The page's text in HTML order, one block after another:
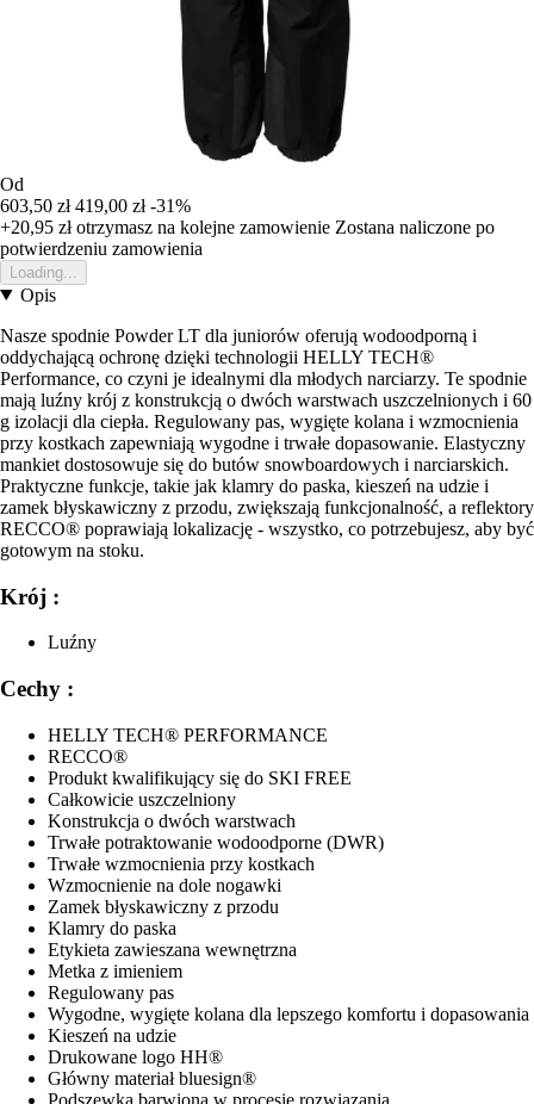
Od
603,50 zł 419,00 zł -31%
+20,95 złotrzymasz na kolejne zamowienie Zostana naliczone po
potwierdzeniu zamowienia
Loading...
Opis
Nasze spodnie Powder LT dla juniorów oferują wodoodporną i
oddychającą ochronę dzięki technologii HELLY TECH®
Performance, co czyni je idealnymi dla młodych narciarzy. Te spodnie
mają luźny krój z konstrukcją o dwóch warstwach uszczelnionych i 60
g izolacji dla ciepła. Regulowany pas, wygięte kolana i wzmocnienia
przy kostkach zapewniają wygodne i trwałe dopasowanie. Elastyczny
mankiet dostosowuje się do butów snowboardowych i narciarskich.
Praktyczne funkcje, takie jak klamry do paska, kieszeń na udzie i
zamek błyskawiczny z przodu, zwiększają funkcjonalność, a reflektory
RECCO® poprawiają lokalizację - wszystko, co potrzebujesz, aby być
gotowym na stoku.
Krój :
Luźny
Cechy :
HELLY TECH® PERFORMANCE
RECCO®
Produkt kwalifikujący się do SKI FREE
Całkowicie uszczelniony
Konstrukcja o dwóch warstwach
Trwałe potraktowanie wodoodporne (DWR)
Trwałe wzmocnienia przy kostkach
Wzmocnienie na dole nogawki
Zamek błyskawiczny z przodu
Klamry do paska
Etykieta zawieszana wewnętrzna
Metka z imieniem
Regulowany pas
Wygodne, wygięte kolana dla lepszego komfortu i dopasowania
Kieszeń na udzie
Drukowane logo HH®
Główny materiał bluesign®
Podszewka barwiona w procesie rozwiązania